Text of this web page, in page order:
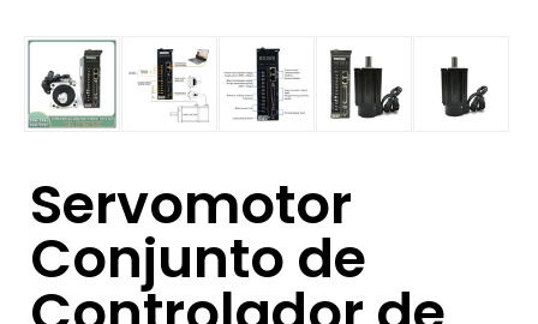
Servomotor
Conjunto de